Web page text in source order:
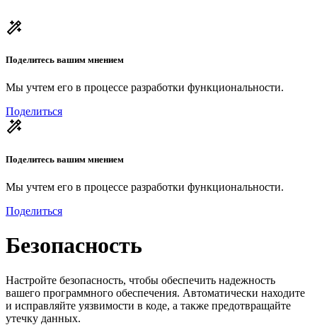
Поделитесь вашим мнением
Мы учтем его в процессе разработки функциональности.
Поделиться
Поделитесь вашим мнением
Мы учтем его в процессе разработки функциональности.
Поделиться
Безопасность
Настройте безопасность, чтобы обеспечить надежность
вашего программного обеспечения. Автоматически находите
и исправляйте уязвимости в коде, а также предотвращайте
утечку данных.